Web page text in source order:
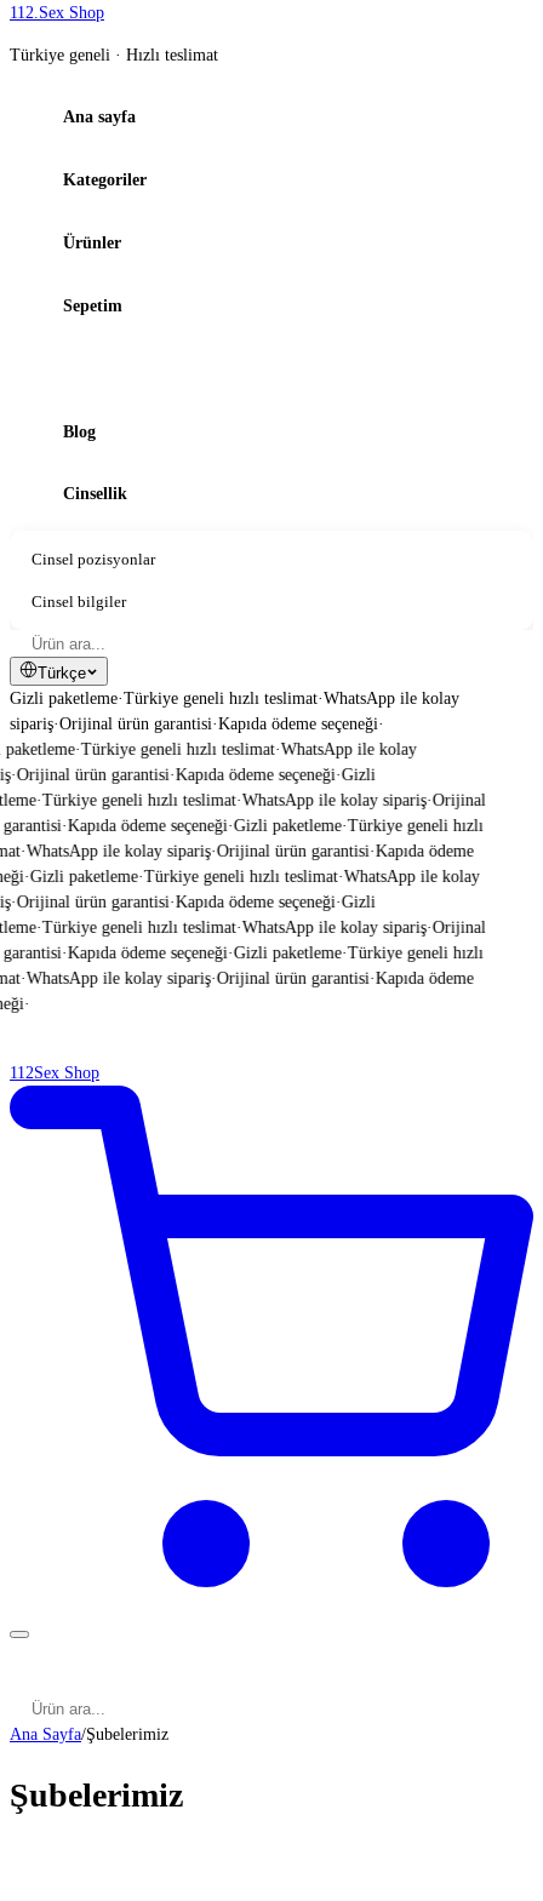
112.Sex Shop
Türkiye geneli · Hızlı teslimat
Ana sayfa
Kategoriler
Ürünler
Sepetim
Blog
Cinsellik
Cinsel pozisyonlar
Cinsel bilgiler
Türkçe
Gizli paketleme·Türkiye geneli hızlı teslimat·WhatsApp ile kolay
sipariş·Orijinal ürün garantisi·Kapıda ödeme seçeneği·
·Türkiye geneli hızlı teslimat·WhatsApp ile kolay
·Orijinal ürün garantisi·Kapıda ödeme seçeneği·Gizli
·Türkiye geneli hızlı teslimat·WhatsApp ile kolay sipariş·Orijinal
·Kapıda ödeme seçeneği·Gizli paketleme·Türkiye geneli hızlı
·WhatsApp ile kolay sipariş·Orijinal ürün garantisi·Kapıda ödeme
·Gizli paketleme·Türkiye geneli hızlı teslimat·WhatsApp ile kolay
·Orijinal ürün garantisi·Kapıda ödeme seçeneği·Gizli
·Türkiye geneli hızlı teslimat·WhatsApp ile kolay sipariş·Orijinal
·Kapıda ödeme seçeneği·Gizli paketleme·Türkiye geneli hızlı
·WhatsApp ile kolay sipariş·Orijinal ürün garantisi·Kapıda ödeme
·
112Sex Shop
Ana Sayfa/Şubelerimiz
Şubelerimiz